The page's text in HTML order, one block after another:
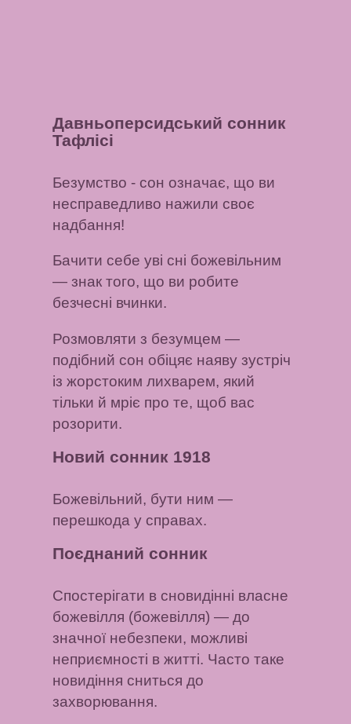
Давньоперсидський сонник
Тафлісі
Безумство - сон означає, що ви
несправедливо нажили своє
надбання!
Бачити себе уві сні божевільним
— знак того, що ви робите
безчесні вчинки.
Розмовляти з безумцем —
подібний сон обіцяє наяву зустріч
із жорстоким лихварем, який
тільки й мріє про те, щоб вас
розорити.
Новий сонник 1918
Божевільний, бути ним —
перешкода у справах.
Поєднаний сонник
Спостерігати в сновидінні власне
божевілля (божевілля) — до
значної небезпеки, можливі
неприємності в житті. Часто таке
новидіння сниться до
захворювання.